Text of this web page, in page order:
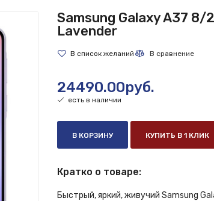
Samsung Galaxy A37 8/
Lavender
24490.00руб.
есть в наличии
В КОРЗИНУ КУПИТЬ В 1 КЛИК
Кратко о товаре:
Быстрый, яркий, живучий Samsung